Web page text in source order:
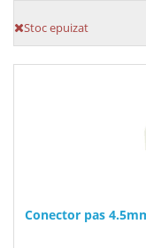
Stoc epuizat
Conector pas